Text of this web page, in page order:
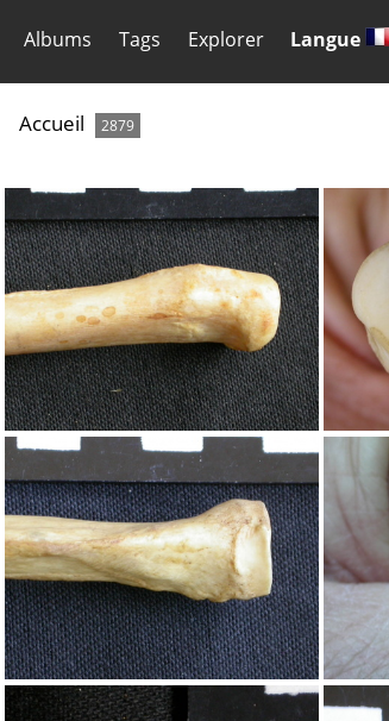
Albums Tags Explorer Langue
Accueil 2879
Radius : partie proximale